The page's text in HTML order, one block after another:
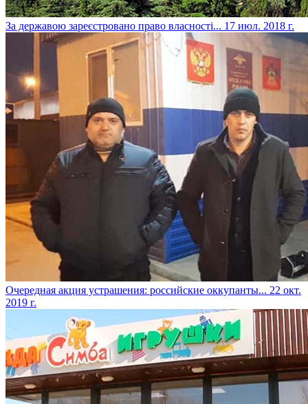
​За державою зареєстровано право власності... 17 июл. 2018 г.
​Очередная акция устрашения: российские оккупанты... 22 окт.
2019 г.